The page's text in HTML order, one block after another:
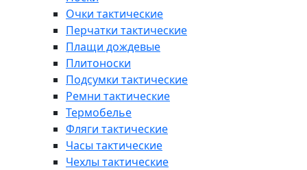
Очки тактические
Перчатки тактические
Плащи дождевые
Плитоноски
Подсумки тактические
Ремни тактические
Термобелье
Фляги тактические
Часы тактические
Чехлы тактические